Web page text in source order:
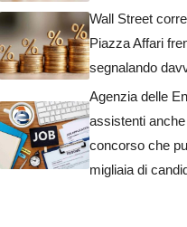
Wall Street
Piazza Affari
segnalando
Agenzia delle
assistenti
concorso che
migliaia di